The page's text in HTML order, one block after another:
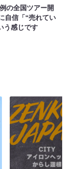
の全国ツアー開
自信「“売れてい
う感じです